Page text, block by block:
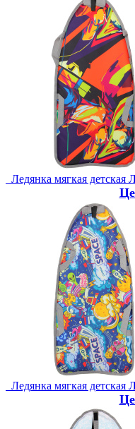
Ледянка мягкая
Ледянка мягкая